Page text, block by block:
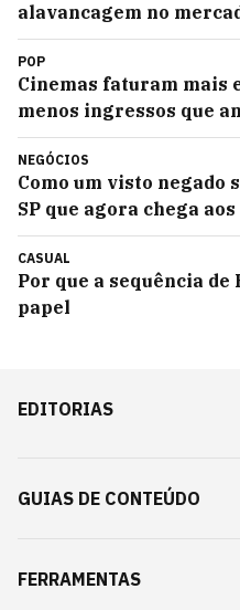
alavancagem no
POP
Cinemas faturam mais
menos ingressos que
NEGÓCIOS
Como um visto negado
SP que agora chega
CASUAL
Por que a sequência
papel
EDITORIAS
GUIAS DE CONTEÚDO
FERRAMENTAS